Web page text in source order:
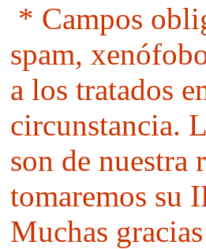
* Campos
spam,
a los tratados
circunstancia.
son de nuestra
tomaremos su
Muchas